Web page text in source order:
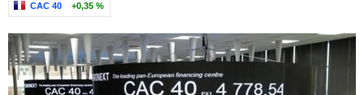
CAC 40 +0,35 %